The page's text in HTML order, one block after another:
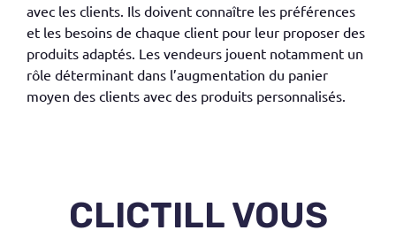
avec les clients. Ils doivent connaître les préférences
et les besoins de chaque client pour leur proposer des
produits adaptés. Les vendeurs jouent notamment un
rôle déterminant dans l’augmentation du panier
moyen des clients avec des produits personnalisés.
CLICTILL VOUS